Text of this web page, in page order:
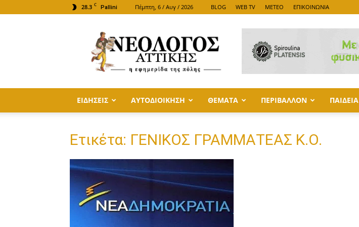
28.3 C Pallini Πέμπτη, 6 / Αυγ / 2026 BLOG WEB TV METEO ΕΠΙΚΟΙΝΩΝΙΑ
ΑΤΤΙΚΗΣ
ΕΙΔΗΣΕΙΣ ΑΥΤΟΔΙΟΙΚΗΣΗ ΘΕΜΑΤΑ ΠΕΡΙΒΑΛΛΟΝ ΠΑΙΔΕΙΑ
Ετικέτα: ΓΕΝΙΚΟΣ ΓΡΑΜΜΑΤΕΑΣ Κ.Ο.